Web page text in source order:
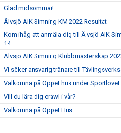
Glad midsommar!
Älvsjö AIK Simning KM 2022 Resultat
Kom ihåg att anmäla dig till Älvsjö AIK
14
Älvsjö AIK Simning Klubbmästerskap
Vi söker ansvarig tränare till
Välkomna på Öppet hus under Sportlovet
Vill du lära dig crawl i vår?
Välkomna på Öppet Hus